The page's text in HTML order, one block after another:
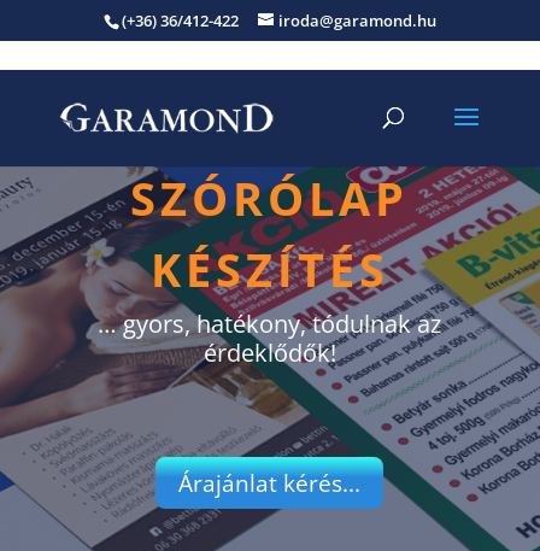
(+36) 36/412-422 iroda@garamond.hu
szórólap
készítés
… gyors, hatékony, tódulnak az
érdeklődők!
Árajánlat kérés...